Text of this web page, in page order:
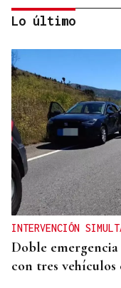
PODCAST Y VÍDEO
El primer café |
Lo último
INTERVENCIÓN
Doble
con tres